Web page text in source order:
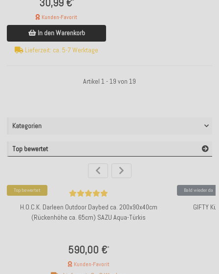
30,99 €
Kunden-Favorit
In den Warenkorb
Lieferzeit: ca. 5-7 Werktage
Artikel 1 - 19 von 19
Kategorien
Top bewertet
Top bewertet
H.O.C.K. Darleen Outdoor Daybed ca. 200x90x40cm
(Rückenhöhe ca. 65cm) SAZU Aqua-Türkis
590,00 €*
Kunden-Favorit
Bald wieder da
GIFTY